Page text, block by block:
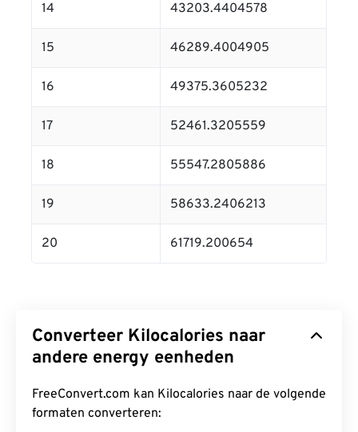
14 43203.4404578
15 46289.4004905
16 49375.3605232
17 52461.3205559
18 55547.2805886
19 58633.2406213
20 61719.200654
Converteer Kilocalories naar
andere energy eenheden
FreeConvert.com kan Kilocalories naar de volgende
formaten converteren: